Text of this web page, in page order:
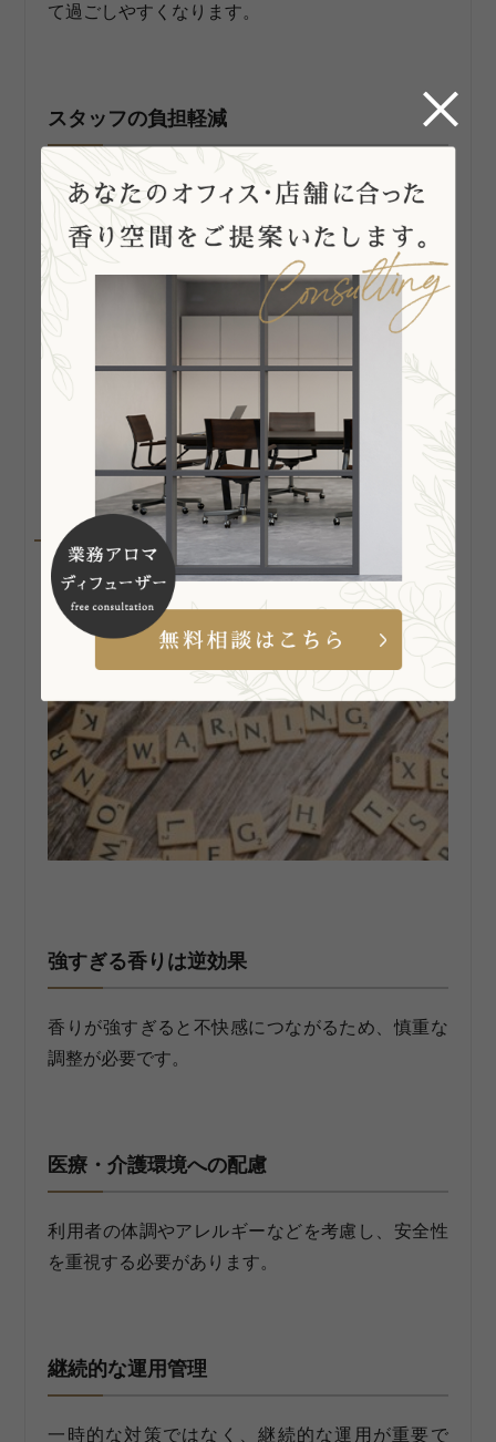
て過ごしやすくなります。
スタッフの負担軽減
匂いによるストレスが軽減されることで、業務環
境の改善にもつながります。
施設の印象改善
見学者や家族に対して、清潔で安心できる印象を
与えることができます。
導入時の注意点
強すぎる香りは逆効果
香りが強すぎると不快感につながるため、慎重な
調整が必要です。
医療・介護環境への配慮
利用者の体調やアレルギーなどを考慮し、安全性
を重視する必要があります。
継続的な運用管理
一時的な対策ではなく、継続的な運用が重要で